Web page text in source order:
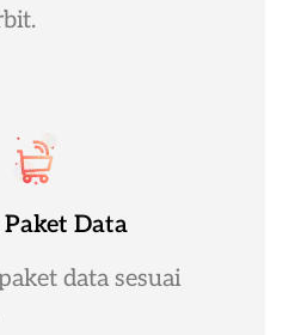
Data
data sesuai